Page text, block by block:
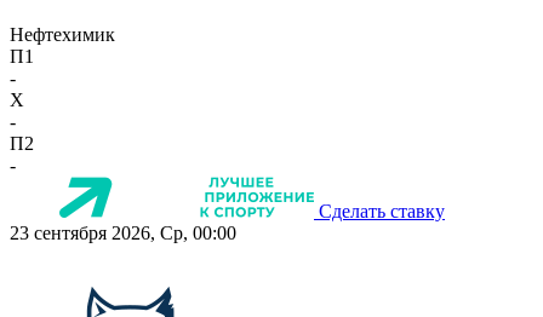
Нефтехимик
П1
-
X
-
П2
-
Сделать ставку
23 сентября 2026, Ср, 00:00